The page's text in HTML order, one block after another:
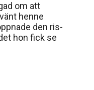
om att
henne
den ris­
hon fick se